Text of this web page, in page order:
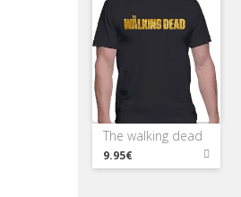
The walking dead
9.95€